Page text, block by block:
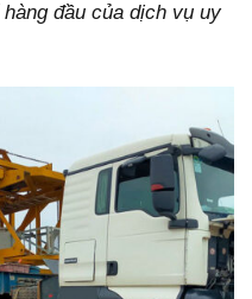
đầu của dịch vụ uy